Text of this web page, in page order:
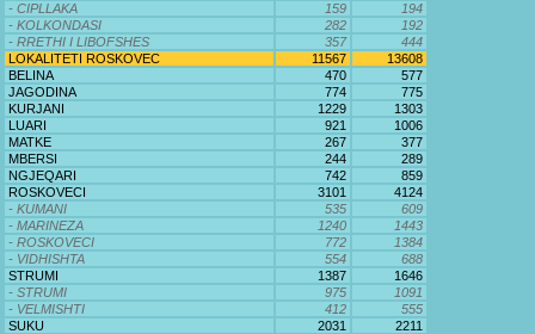
- CIPLLAKA
159
194
- KOLKONDASI
282
192
- RRETHI I LIBOFSHES
357
444
LOKALITETI ROSKOVEC
11567
13608
BELINA
470
577
JAGODINA
774
775
KURJANI
1229
1303
LUARI
921
1006
MATKE
267
377
MBERSI
244
289
NGJEQARI
742
859
ROSKOVECI
3101
4124
- KUMANI
535
609
- MARINEZA
1240
1443
- ROSKOVECI
772
1384
- VIDHISHTA
554
688
STRUMI
1387
1646
- STRUMI
975
1091
- VELMISHTI
412
555
SUKU
2031
2211